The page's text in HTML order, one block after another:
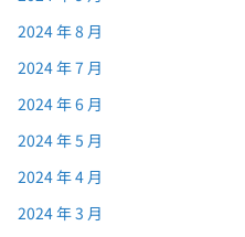
2024 年 8 月
2024 年 7 月
2024 年 6 月
2024 年 5 月
2024 年 4 月
2024 年 3 月